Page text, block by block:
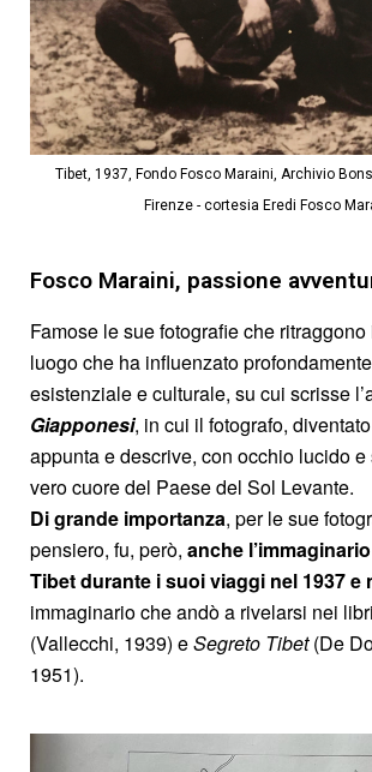
Tibet, 1937, Fondo Fosco Maraini, Archivio
Firenze - cortesia Eredi Fosco
Fosco Maraini, passione
Famose le sue fotografie che ritraggono
luogo che ha influenzato
esistenziale e culturale, su cui scrisse
Giapponesi, in cui il fotografo,
appunta e descrive, con occhio lucido
vero cuore del Paese del Sol Levante.
Di grande importanza, per le sue
pensiero, fu, però, anche
Tibet durante i suoi viaggi nel 1937 e
immaginario che andò a rivelarsi nei libri
(Vallecchi, 1939) eSegreto Tibet(De
1951).